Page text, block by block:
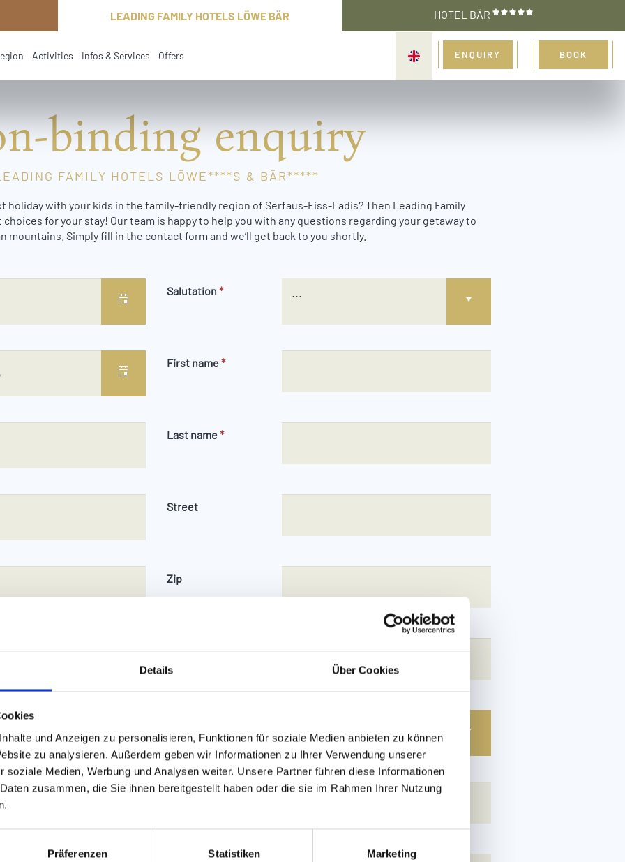
Details Über Cookies
und Anzeigen zu personalisieren, Funktionen für soziale Medien anbieten zu können
zu analysieren. Außerdem geben wir Informationen zu Ihrer Verwendung unserer
soziale Medien, Werbung und Analysen weiter. Unsere Partner führen diese Informationen
zusammen, die Sie ihnen bereitgestellt haben oder die sie im Rahmen Ihrer Nutzung
Präferenzen Statistiken Marketing
LEADING FAMILY HOTELS LÖWE BÄR HOTEL BÄR
Activities Infos & Services Offers ENQUIRY BOOK
binding enquiry
FAMILY HOTELS LÖWE****S & BÄR*****
holiday with your kids in the family-friendly region of Serfaus-Fiss-Ladis? Then Leading Family
for your stay! Our team is happy to help you with any questions regarding your getaway to
mountains. Simply fill in the contact form and we’ll get back to you shortly.
Salutation * ...
First name*
Last name*
Street
Zip
City
E-mail*